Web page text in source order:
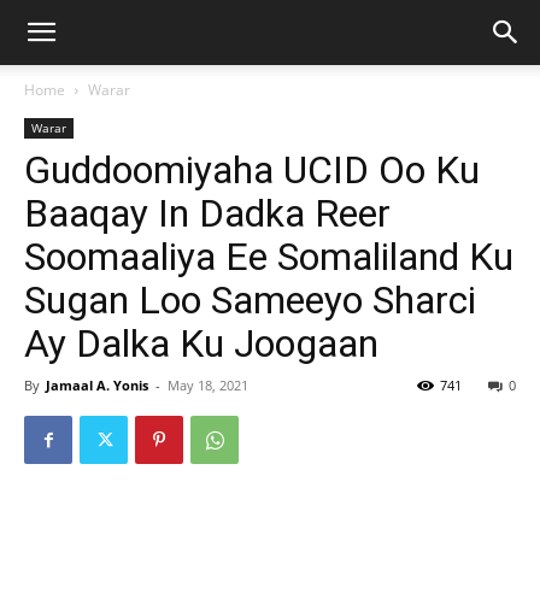
Home Warar
Warar
Guddoomiyaha UCID Oo Ku
Baaqay In Dadka Reer
Soomaaliya Ee Somaliland Ku
Sugan Loo Sameeyo Sharci
Ay Dalka Ku Joogaan
By Jamaal A. Yonis - May 18, 2021 0
741